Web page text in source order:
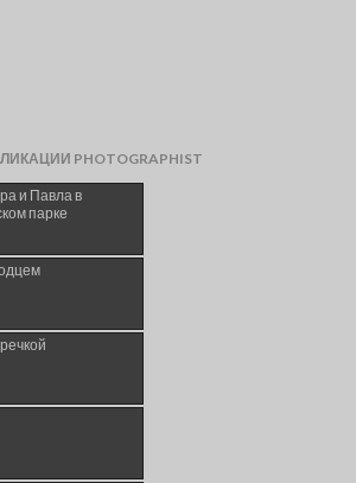
PHOTOGRAPHIST
и Павла в
парке